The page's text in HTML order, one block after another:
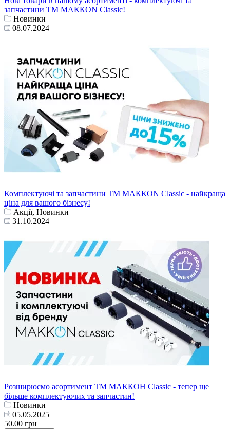
запчастини ТМ МАККОN Classic!
Новинки
08.07.2024
Комплектуючі та запчастини ТМ МАККОN Classic - найкраща
ціна для вашого бізнесу!
Акції, Новинки
31.10.2024
Розширюємо асортимент ТМ МАККОН Classic - тепер ще
більше комплектуючих та запчастин!
Новинки
05.05.2025
50.00 грн